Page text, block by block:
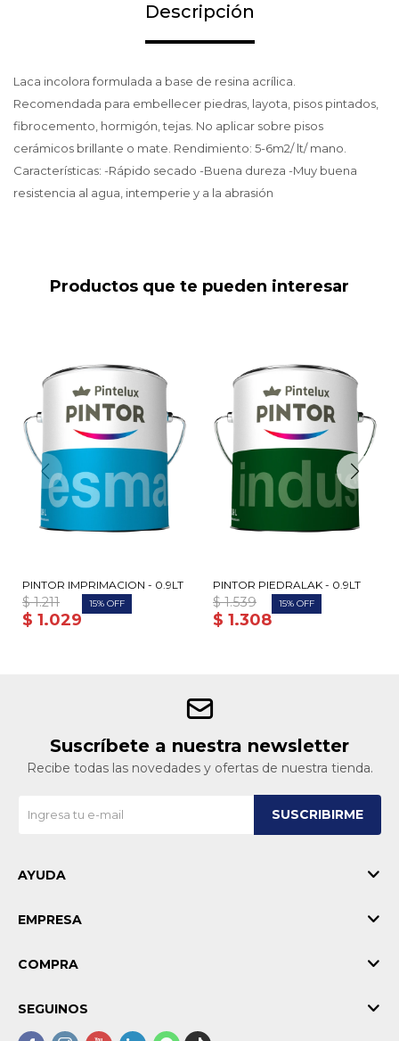
Descripción
Laca incolora formulada a base de resina acrílica.
Recomendada para embellecer piedras, layota, pisos pintados,
fibrocemento, hormigón, tejas. No aplicar sobre pisos
cerámicos brillante o mate. Rendimiento: 5-6m2/ lt/ mano.
Características: -Rápido secado -Buena dureza -Muy buena
resistencia al agua, intemperie y a la abrasión
Productos que te pueden interesar
PINTOR IMPRIMACION - 0.9LT
$ 1.029
$ 1.211 15
PINTOR PIEDRALAK - 0.9LT
$ 1.308
$ 1.539 15
Suscríbete a nuestra newsletter
Recibe todas las novedades y ofertas de nuestra tienda.
SUSCRIBIRME
AYUDA
EMPRESA
COMPRA
SEGUINOS